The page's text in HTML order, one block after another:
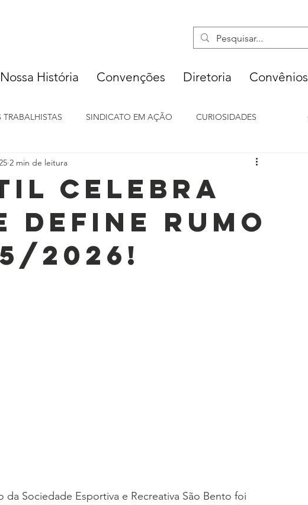
Nossa História Convenções Diretoria Convênios
TRABALHISTAS SINDICATO EM AÇÃO CURIOSIDADES
Celebra
Define Rumo
2026!
2 min de leitura
Sociedade Esportiva e Recreativa São Bento foi